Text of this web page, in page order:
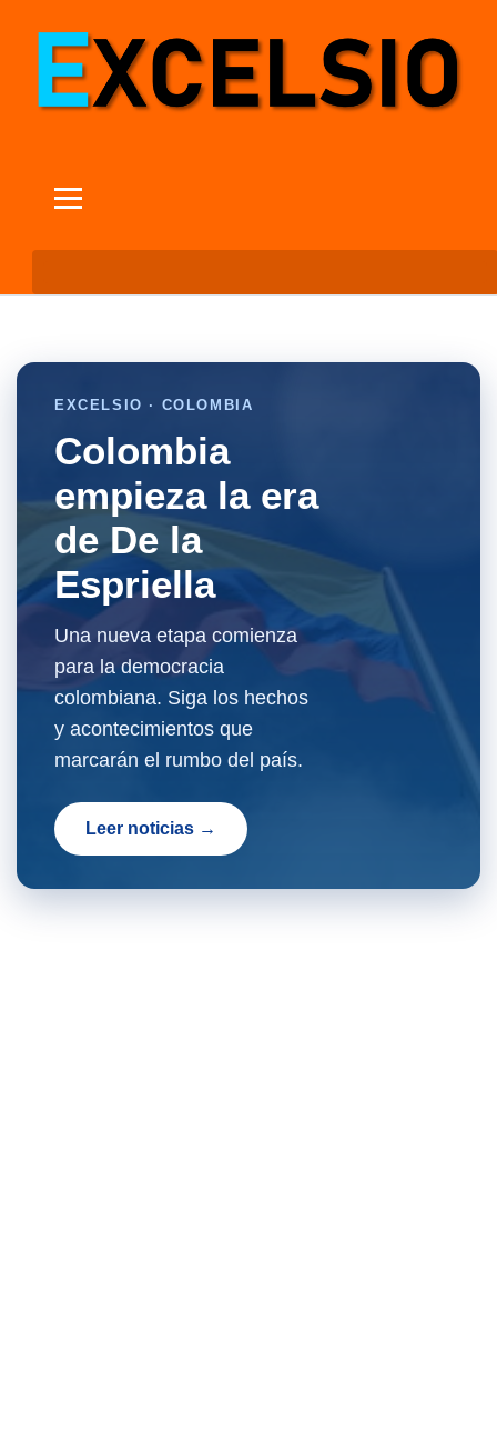
EXCELSIO · COLOMBIA
Colombia
empieza la era
de De la
Espriella
Una nueva etapa comienza
para la democracia
colombiana. Siga los hechos
y acontecimientos que
marcarán el rumbo del país.
Leer noticias →